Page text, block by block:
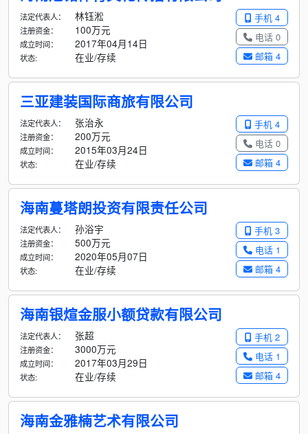
手机 4
电话 0
邮箱 4
法定代表人： 林钰淞
注册资金： 100万元
成立时间： 2017年04月14日
状态: 在业/存续
三亚建装国际商旅有限公司
手机 4
电话 0
邮箱 4
法定代表人： 张治永
注册资金： 200万元
成立时间： 2015年03月24日
状态: 在业/存续
海南蔓塔朗投资有限责任公司
手机 3
电话 1
邮箱 4
法定代表人： 孙浴宇
注册资金： 500万元
成立时间： 2020年05月07日
状态: 在业/存续
海南银煊金服小额贷款有限公司
手机 2
电话 1
邮箱 4
法定代表人： 张超
注册资金： 3000万元
成立时间： 2017年03月29日
状态: 在业/存续
海南金雅楠艺术有限公司